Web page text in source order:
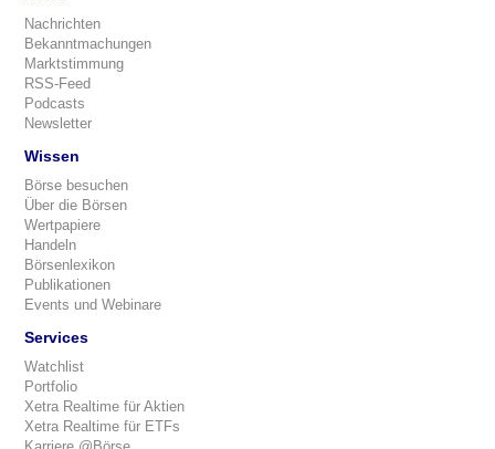
Nachrichten
Bekanntmachungen
Marktstimmung
RSS-Feed
Podcasts
Newsletter
Wissen
Börse besuchen
Über die Börsen
Wertpapiere
Handeln
Börsenlexikon
Publikationen
Events und Webinare
Services
Watchlist
Portfolio
Xetra Realtime für Aktien
Xetra Realtime für ETFs